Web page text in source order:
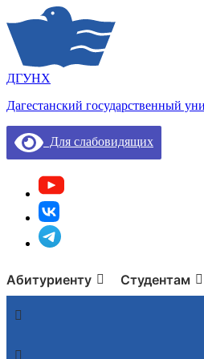
ДГУНХ
Дагестанский государственный
Для слабовидящих
Абитуриенту Студентам